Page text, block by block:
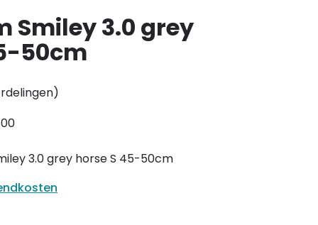
Smiley 3.0 grey
50cm
3.0 grey horse S 45-50cm